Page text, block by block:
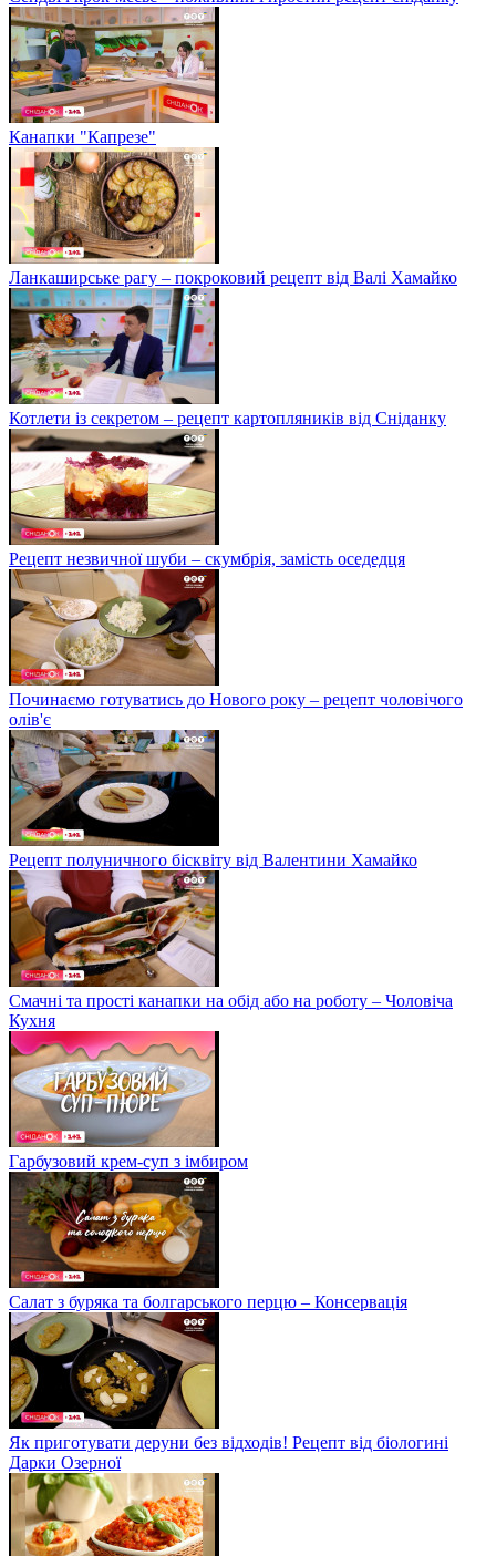
Канапки "Капрезе"
Ланкаширське рагу – покроковий рецепт від Валі Хамайко
Котлети із секретом – рецепт картопляників від Сніданку
Рецепт незвичної шуби – скумбрія, замість оседедця
Починаємо готуватись до Нового року – рецепт чоловічого
олів'є
Рецепт полуничного бісквіту від Валентини Хамайко
Смачні та прості канапки на обід або на роботу – Чоловіча
Кухня
Гарбузовий крем-суп з імбиром
Салат з буряка та болгарського перцю – Консервація
Як приготувати деруни без відходів! Рецепт від біологині
Дарки Озерної